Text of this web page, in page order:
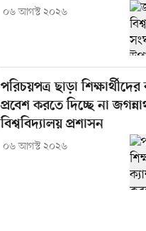
০৬ আগস্ট ২০২৬
পরিচয়পত্র ছাড়া শিক্ষার্থীদের
প্রবেশ করতে দিচ্ছে না
বিশ্ববিদ্যালয় প্রশাসন
০৬ আগস্ট ২০২৬